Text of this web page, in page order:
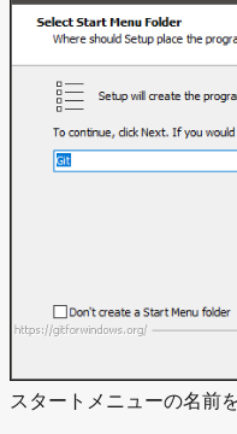
スタートメニューの名前